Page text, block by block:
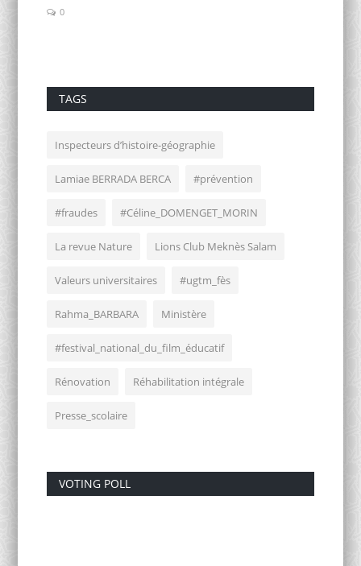
0
TAGS
Inspecteurs d’histoire-géographie
Lamiae BERRADA BERCA #prévention
#fraudes #Céline_DOMENGET_MORIN
La revue Nature Lions Club Meknès Salam
Valeurs universitaires #ugtm_fès
Rahma_BARBARA Ministère
#festival_national_du_film_éducatif
Rénovation Réhabilitation intégrale
Presse_scolaire
VOTING POLL